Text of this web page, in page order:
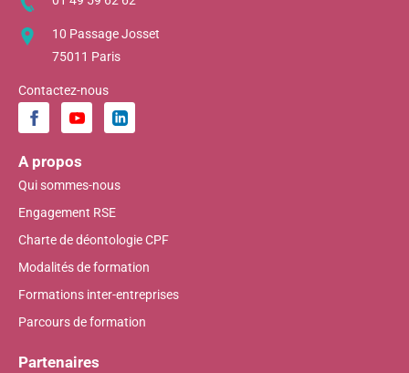
10 Passage Josset
75011 Paris
Contactez-nous
A propos
Qui sommes-nous
Engagement RSE
Charte de déontologie CPF
Modalités de formation
Formations inter-entreprises
Parcours de formation
Partenaires